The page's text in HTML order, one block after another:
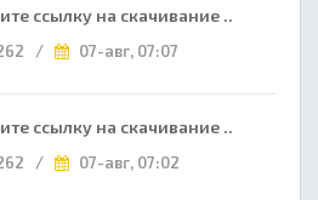
ссылку на скачивание ..
/ 07-авг, 07:07
ссылку на скачивание ..
/ 07-авг, 07:02